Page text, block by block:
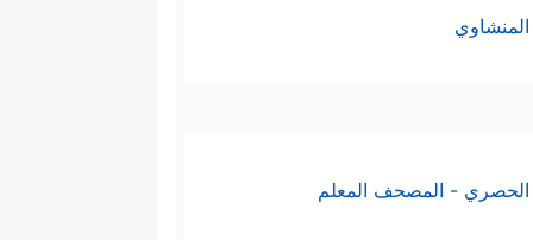
الحصري - المصحف المعلم